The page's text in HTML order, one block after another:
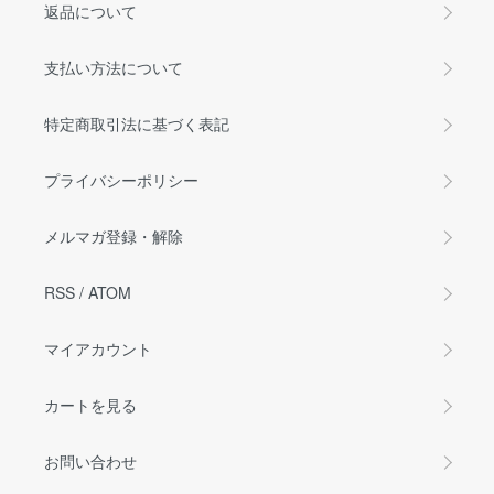
返品について
支払い方法について
特定商取引法に基づく表記
プライバシーポリシー
メルマガ登録・解除
RSS / ATOM
マイアカウント
カートを見る
お問い合わせ